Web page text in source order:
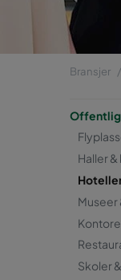
Bransjer
Haller
Museer
Skoler